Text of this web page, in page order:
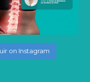
on Instagram